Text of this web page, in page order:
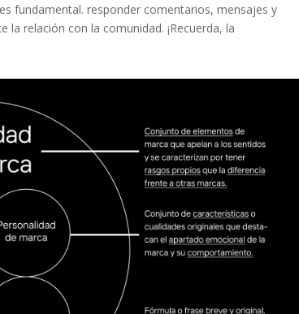
fundamental. responder⁤ comentarios, mensajes y
relación con ⁤la comunidad.​ ¡Recuerda, la
Gmail